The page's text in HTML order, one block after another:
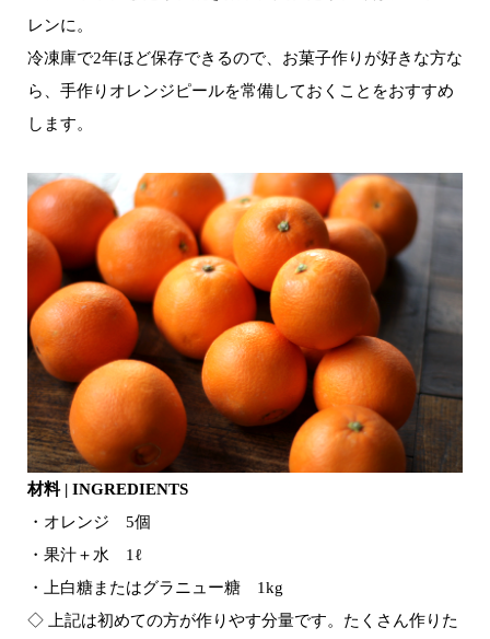
レンに。
冷凍庫で2年ほど保存できるので、お菓子作りが好きな方な
ら、手作りオレンジピールを常備しておくことをおすすめ
します。
材料 | INGREDIENTS
・オレンジ 5個
・果汁＋水 1ℓ
・上白糖またはグラニュー糖 1kg
◇ 上記は初めての方が作りやす分量です。たくさん作りた